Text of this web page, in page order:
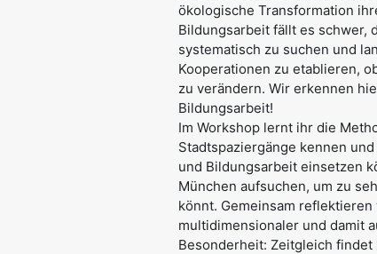
ökologische Transformation
Bildungsarbeit fällt es schwer,
systematisch zu suchen und
Kooperationen zu etablieren,
zu verändern. Wir erkennen
Bildungsarbeit!
Im Workshop lernt ihr die
Stadtspaziergänge kennen
und Bildungsarbeit einsetzen
München aufsuchen, um zu
könnt. Gemeinsam
multidimensionaler und damit
Besonderheit: Zeitgleich